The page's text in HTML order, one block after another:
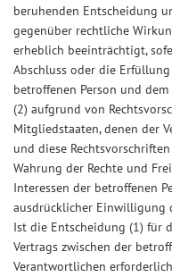
beruhenden Entscheidung
gegenüber rechtliche
erheblich beeinträchtigt,
Abschluss oder die
betroffenen Person und
(2) aufgrund von
Mitgliedstaaten, denen der
und diese
Wahrung der Rechte und
Interessen der betroffenen
ausdrücklicher Einwilligung
Ist die Entscheidung (1) für
Vertrags zwischen der
Verantwortlichen